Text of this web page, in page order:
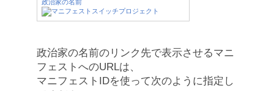
政治家の名前
政治家の名前のリンク先で表示させるマニ
フェストへのURLは、
マニフェストIDを使って次のように指定し